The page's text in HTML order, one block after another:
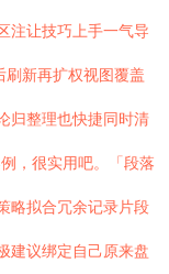
注让技巧上手一气导
刷新再扩权视图覆盖
归整理也快捷同时清
，很实用吧。「段落
略拟合冗余记录片段
建议绑定自己原来盘